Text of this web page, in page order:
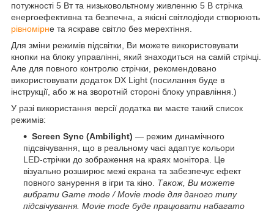
потужності 5 Вт та низьковольтному живленню 5 В стрічка
енергоефективна та безпечна, а якісні світлодіоди створюють
рівномірне та яскраве світло без мерехтіння.
Для зміни режимів підсвітки, Ви можете використовувати
кнопки на блоку управлінні, який знаходиться на самій стрічці.
Але для повного контролю стрічки, рекомендовано
використовувати додаток DX Light (посилання буде в
інструкції, або ж на зворотній стороні блоку управління.)
У разі використання версії додатка ви маєте такий список
режимів:
Screen Sync (Ambilight) — режим динамічного
підсвічування, що в реальному часі адаптує кольори
LED-стрічки до зображення на краях монітора. Це
візуально розширює межі екрана та забезпечує ефект
повного занурення в ігри та кіно. Також, Ви можете
вибрати Game mode / Movie mode для даного типу
підсвічування. Movie mode буде працювати набагато